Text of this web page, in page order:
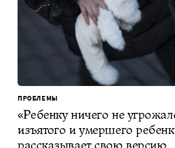
ПРОБЛЕМЫ
«Ребенку ничего не
изъятого и умершего
рассказывает свою версию